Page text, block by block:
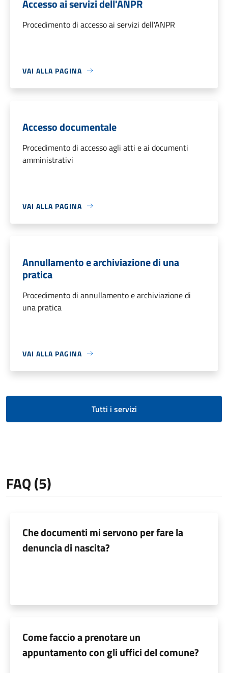
Accesso ai servizi dell'ANPR
Procedimento di accesso ai servizi dell'ANPR
VAI ALLA PAGINA
Accesso documentale
Procedimento di accesso agli atti e ai documenti
amministrativi
VAI ALLA PAGINA
Annullamento e archiviazione di una
pratica
Procedimento di annullamento e archiviazione di
una pratica
VAI ALLA PAGINA
Tutti i servizi
FAQ (5)
Che documenti mi servono per fare la
denuncia di nascita?
Come faccio a prenotare un
appuntamento con gli uffici del comune?